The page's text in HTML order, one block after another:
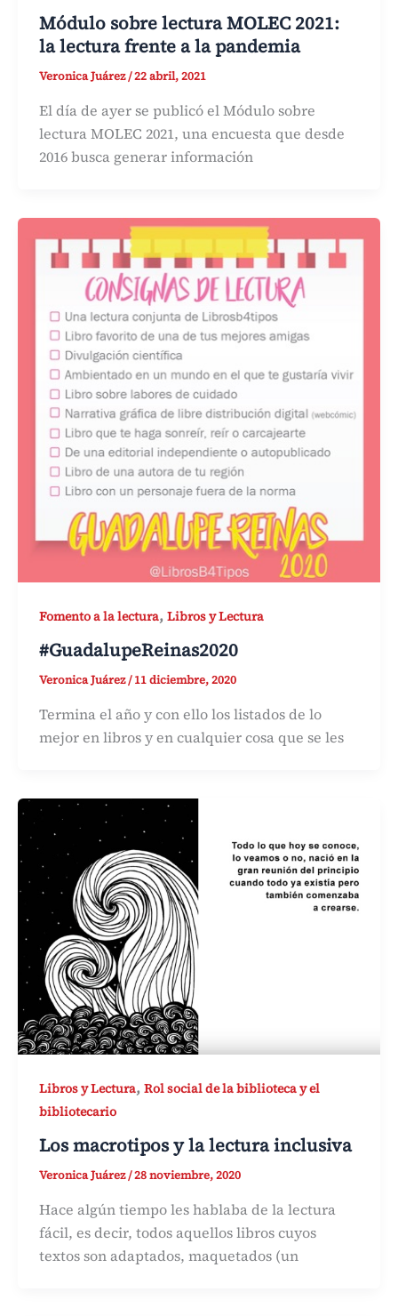
Módulo sobre lectura MOLEC 2021:
la lectura frente a la pandemia
Veronica Juárez/22 abril, 2021
El día de ayer se publicó el Módulo sobre
lectura MOLEC 2021, una encuesta que desde
2016 busca generar información
Fomento a la lectura, Libros y Lectura
#GuadalupeReinas2020
Veronica Juárez/11 diciembre, 2020
Termina el año y con ello los listados de lo
mejor en libros y en cualquier cosa que se les
Libros y Lectura, Rol social de la biblioteca y el
bibliotecario
Los macrotipos y la lectura inclusiva
Veronica Juárez/28 noviembre, 2020
Hace algún tiempo les hablaba de la lectura
fácil, es decir, todos aquellos libros cuyos
textos son adaptados, maquetados (un